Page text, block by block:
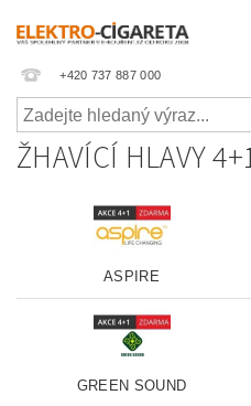
+420 737 887 000
ŽHAVÍCÍ HLAVY
ASPIRE
GREEN SOUND